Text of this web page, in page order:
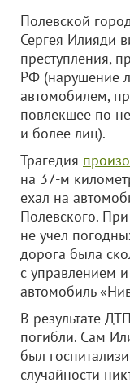
Полевской
Сергея Илияди
преступления,
РФ (нарушение
автомобилем,
повлекшее по
и более лиц).
Трагедия
на 37-м
ехал на
Полевского.
не учел
дорога была
с управлением
автомобиль
В результате
погибли. Сам
был
случайности